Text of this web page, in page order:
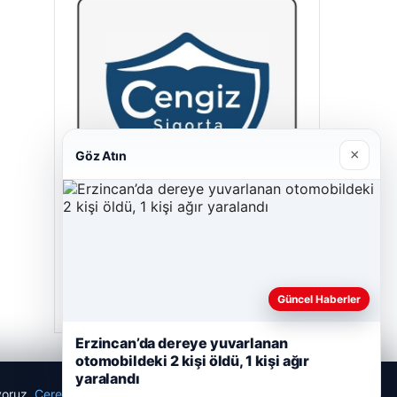
Çerez Politikamız
Göz Atın ×
Güncel Haberler
Erzincan’da dereye yuvarlanan
otomobildeki 2 kişi öldü, 1 kişi ağır
yaralandı